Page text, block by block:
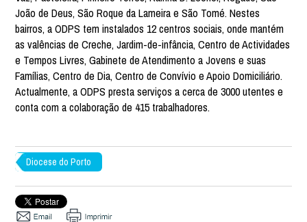
João de Deus, São Roque da Lameira e São Tomé. Nestes
bairros, a ODPS tem instalados 12 centros sociais, onde mantém
as valências de Creche, Jardim-de-infância, Centro de Actividades
e Tempos Livres, Gabinete de Atendimento a Jovens e suas
Famílias, Centro de Dia, Centro de Convívio e Apoio Domiciliário.
Actualmente, a ODPS presta serviços a cerca de 3000 utentes e
conta com a colaboração de 415 trabalhadores.
Diocese do Porto